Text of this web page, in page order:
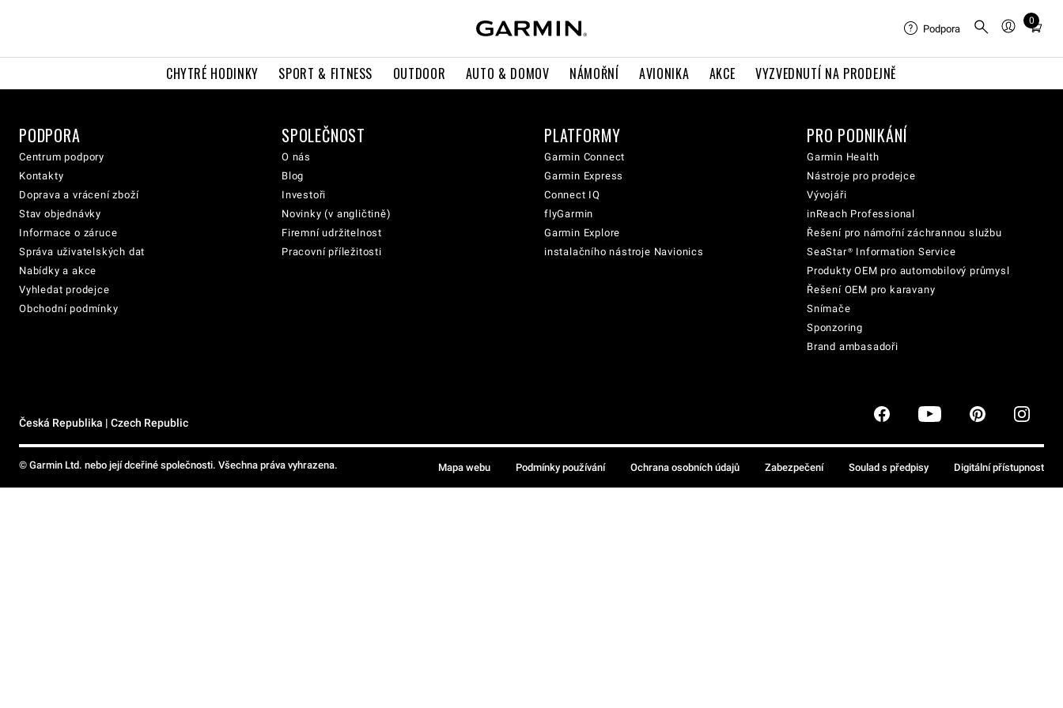
CHYTRÉ HODINKY SPORT & FITNESS OUTDOOR AUTO & DOMOV NÁMOŘNÍ AVIONIKA AKCE VYZVEDNUTÍ NA PRODEJNĚ
Podpora
0
Total
cart:
PODPORA
Centrum podpory
Kontakty
Doprava a vrácení zboží
Stav objednávky
Informace o záruce
Správa uživatelských dat
Nabídky a akce
Vyhledat prodejce
Obchodní podmínky
SPOLEČNOST
O nás
Blog
Investoři
Novinky (v angličtině)
Firemní udržitelnost
Pracovní příležitosti
PLATFORMY
Garmin Connect
Garmin Express
Connect IQ
flyGarmin
Garmin Explore
instalačního nástroje Navionics
PRO PODNIKÁNÍ
Garmin Health
Nástroje pro prodejce
Vývojáři
inReach Professional
Řešení pro námořní záchrannou službu
SeaStar® Information Service
Produkty OEM pro automobilový průmysl
Řešení OEM pro karavany
Snímače
Sponzoring
Brand ambasadoři
Česká Republika | Czech Republic
© Garmin Ltd. nebo její dceřiné společnosti. Všechna práva vyhrazena. Mapa webu Podmínky používání Ochrana osobních údajů Zabezpečení Soulad s předpisy Digitální přístupnost